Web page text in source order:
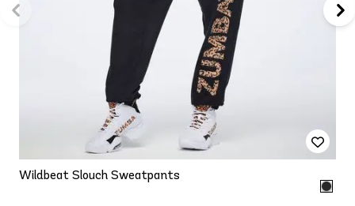
Wildbeat Slouch Sweatpants